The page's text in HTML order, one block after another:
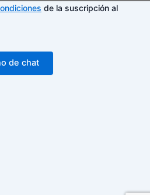
de la suscripción al